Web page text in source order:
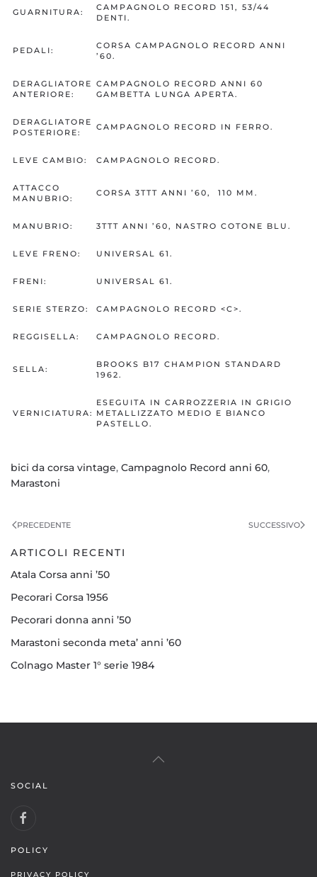
GUARNITURA:
CAMPAGNOLO RECORD 151, 53/44
DENTI.
PEDALI:
CORSA CAMPAGNOLO RECORD ANNI
’60.
DERAGLIATORE
ANTERIORE:
CAMPAGNOLO RECORD ANNI 60
GAMBETTA LUNGA APERTA.
DERAGLIATORE
POSTERIORE:
CAMPAGNOLO RECORD IN FERRO.
LEVE CAMBIO: CAMPAGNOLO RECORD.
ATTACCO
MANUBRIO:
CORSA 3TTT ANNI ’60, 110 MM.
MANUBRIO: 3TTT ANNI ’60, NASTRO COTONE BLU.
LEVE FRENO: UNIVERSAL 61.
FRENI: UNIVERSAL 61.
SERIE STERZO: CAMPAGNOLO RECORD <C>.
REGGISELLA: CAMPAGNOLO RECORD.
SELLA:
BROOKS B17 CHAMPION STANDARD
1962.
VERNICIATURA:
ESEGUITA IN CARROZZERIA IN GRIGIO
METALLIZZATO MEDIO E BIANCO
PASTELLO.
bici da corsa vintage, Campagnolo Record anni 60,
Marastoni
PRECEDENTE SUCCESSIVO
ARTICOLI RECENTI
Atala Corsa anni ’50
Pecorari Corsa 1956
Pecorari donna anni ’50
Marastoni seconda meta’ anni ’60
Colnago Master 1° serie 1984
SOCIAL
POLICY
PRIVACY POLICY